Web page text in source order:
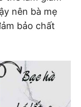
nên bà mẹ
bảo chất